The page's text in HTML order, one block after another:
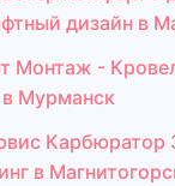
дизайн в
Монтаж -
Мурманск
Карбюратор
в